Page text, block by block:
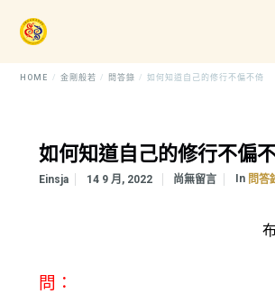
HOME 金剛般若 問答錄 如何知道自己的修行不偏不倚
如何知道自己的修行不偏
Einsja 14 9 月, 2022 尚無留言 In 問答
問：